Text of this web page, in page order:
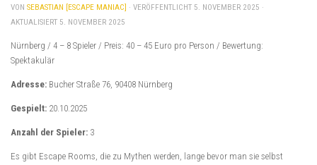
VON SEBASTIAN [ESCAPE MANIAC] · VERÖFFENTLICHT 5. NOVEMBER 2025 ·
AKTUALISIERT 5. NOVEMBER 2025
Nürnberg / 4 – 8 Spieler / Preis: 40 – 45 Euro pro Person / Bewertung:
Spektakulär
Adresse: Bucher Straße 76, 90408 Nürnberg
Gespielt: 20.10.2025
Anzahl der Spieler: 3
Es gibt Escape Rooms, die zu Mythen werden, lange bevor man sie selbst